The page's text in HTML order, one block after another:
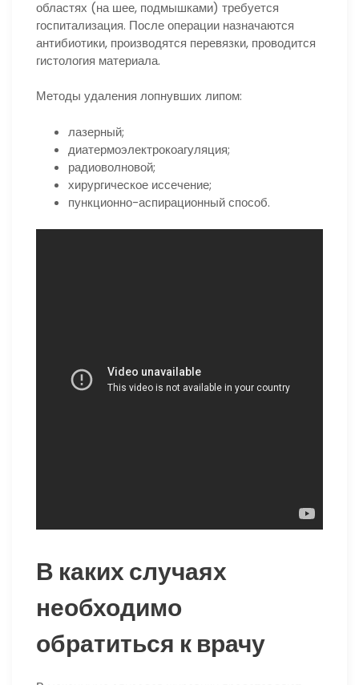
областях (на шее, подмышками) требуется
госпитализация. После операции назначаются
антибиотики, производятся перевязки, проводится
гистология материала.
Методы удаления лопнувших липом:
лазерный;
диатермоэлектрокоагуляция;
радиоволновой;
хирургическое иссечение;
пункционно-аспирационный способ.
В каких случаях
необходимо
обратиться к врачу